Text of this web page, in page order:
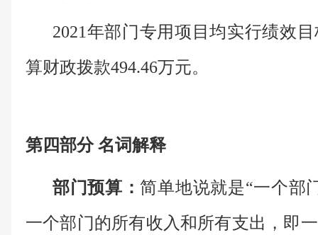
2021年部门专用项目均实行绩效
算财政拨款494.46万元。
第四部分 名词解释
部门预算： 简单地说就是“一个部
一个部门的所有收入和所有支出，即